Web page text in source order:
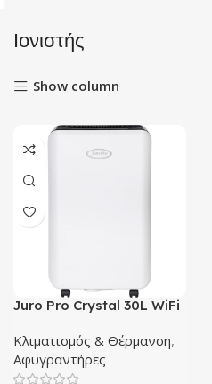
Ιονιστής
Show column
Juro Pro Crystal 30L WiFi
Κλιματισμός & Θέρμανση,
Αφυγραντήρες